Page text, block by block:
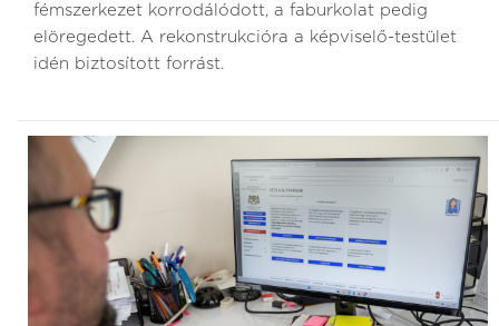
fémszerkezet korrodálódott, a faburkolat pedig
elöregedett. A rekonstrukcióra a képviselő-testület
idén biztosított forrást.